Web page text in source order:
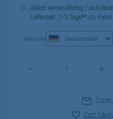
Sofort versandfertig /
Lieferzeit: 1-3 Tage** als Paket
Lieferland
Zum